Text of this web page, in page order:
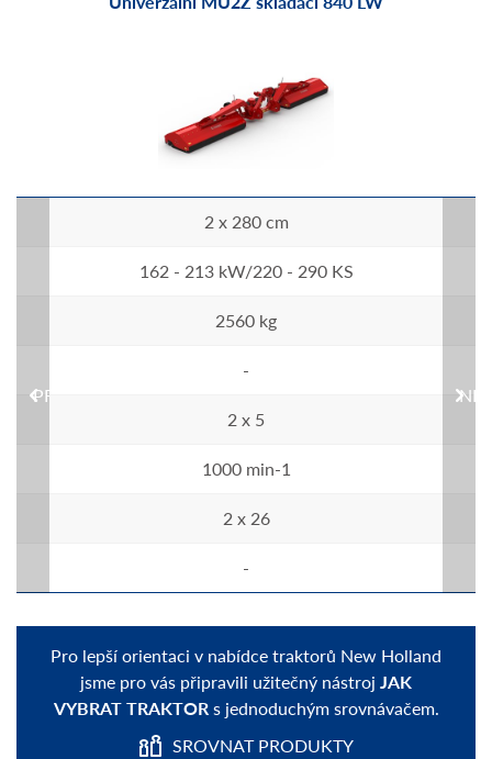
PREVIOUS
2 x 280 cm
162 - 213 kW/220 - 290 KS
2560 kg
-
2 x 5
1000 min-1
2 x 26
-
Pro lepší orientaci v nabídce traktorů New Holland
jsme pro vás připravili užitečný nástroj JAK
VYBRAT TRAKTORs jednoduchým srovnávačem.
SROVNAT PRODUKTY